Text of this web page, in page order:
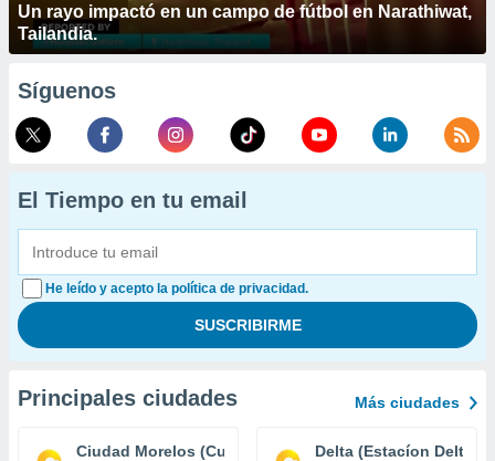
Un rayo impactó en un campo de fútbol en Narathiwat,
Tailandia.
Síguenos
El Tiempo en tu email
He leído y acepto la política de privacidad.
Principales ciudades Más ciudades
Ciudad Morelos (Cuervos) Delta (Estacíon Delta)